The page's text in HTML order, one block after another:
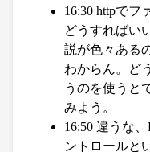
16:30 httpでフ
どうすればい
説が色々ある
わからん。ど
うのを使うと
みよう。
16:50 違うな
ントロールと